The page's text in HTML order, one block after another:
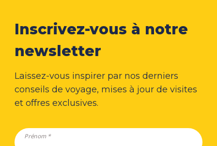
Inscrivez-vous à notre
newsletter
Laissez-vous inspirer par nos derniers
conseils de voyage, mises à jour de visites
et offres exclusives.
Prénom *